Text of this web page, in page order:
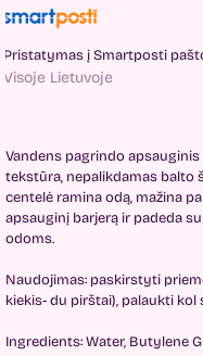
Pristatymas į Smartposti
Visoje Lietuvoje
Vandens pagrindo
tekstūra, nepalikdamas balto
centelė ramina odą, mažina
apsauginį barjerą ir padeda
odoms.
Naudojimas: paskirstyti
kiekis- du pirštai), palaukti kol
Ingredients: Water, Butylene